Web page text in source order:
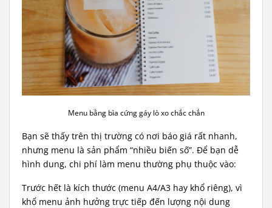
Menu bằng bìa cứng gáy lò xo chắc chắn
Bạn sẽ thấy trên thị trường có nơi báo giá rất nhanh,
nhưng menu là sản phẩm “nhiều biến số”. Để bạn dễ
hình dung, chi phí làm menu thường phụ thuộc vào:
Trước hết là kích thước (menu A4/A3 hay khổ riêng), vì
khổ menu ảnh hưởng trực tiếp đến lượng nội dung